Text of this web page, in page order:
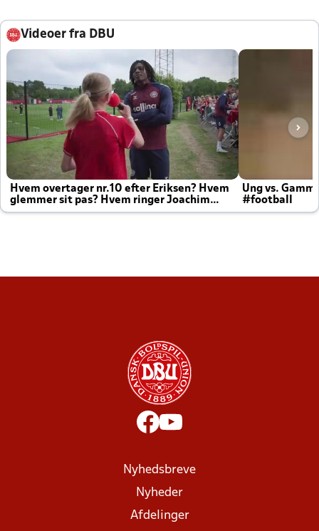
Videoer fra DBU
Hvem overtager nr.10 efter Eriksen? Hvem
glemmer sit pas? Hvem ringer Joachim
altid til efter kampe?
Ung vs.
#football
Nyhedsbreve
Nyheder
Afdelinger